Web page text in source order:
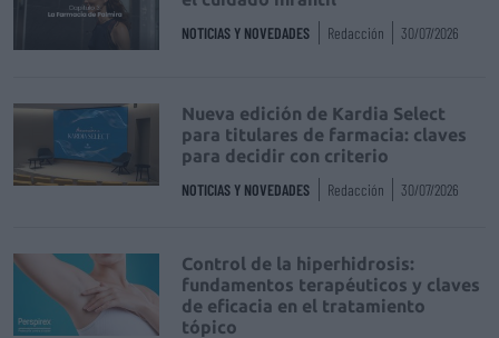
NOTICIAS Y NOVEDADES Redacción 30/07/2026
Nueva edición de Kardia Select
para titulares de farmacia: claves
para decidir con criterio
NOTICIAS Y NOVEDADES Redacción 30/07/2026
Control de la hiperhidrosis:
fundamentos terapéuticos y claves
de eficacia en el tratamiento
tópico